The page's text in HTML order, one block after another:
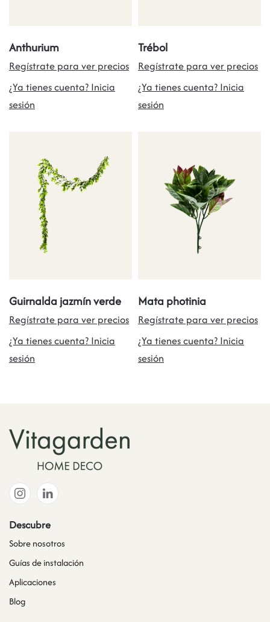
Anthurium
Regístrate para ver precios
¿Ya tienes cuenta? Inicia
sesión
Trébol
Regístrate para ver precios
¿Ya tienes cuenta? Inicia
sesión
Guirnalda jazmín verde
Regístrate para ver precios
¿Ya tienes cuenta? Inicia
sesión
Mata photinia
Regístrate para ver precios
¿Ya tienes cuenta? Inicia
sesión
Descubre
Sobre nosotros
Guías de instalación
Aplicaciones
Blog